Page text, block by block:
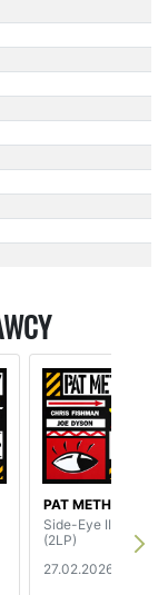
PAT METHENY
Side-Eye III+
(2LP)
27.02.2026